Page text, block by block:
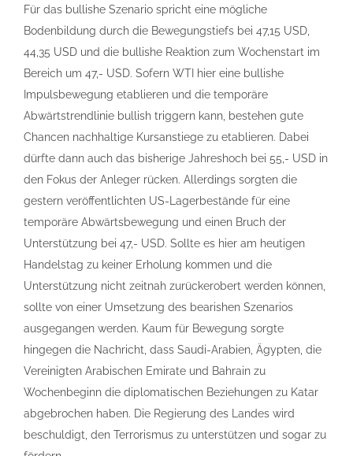
Für das bullishe Szenario spricht eine mögliche
Bodenbildung durch die Bewegungstiefs bei 47,15 USD,
44,35 USD und die bullishe Reaktion zum Wochenstart im
Bereich um 47,- USD. Sofern WTI hier eine bullishe
Impulsbewegung etablieren und die temporäre
Abwärtstrendlinie bullish triggern kann, bestehen gute
Chancen nachhaltige Kursanstiege zu etablieren. Dabei
dürfte dann auch das bisherige Jahreshoch bei 55,- USD in
den Fokus der Anleger rücken. Allerdings sorgten die
gestern veröffentlichten US-Lagerbestände für eine
temporäre Abwärtsbewegung und einen Bruch der
Unterstützung bei 47,- USD. Sollte es hier am heutigen
Handelstag zu keiner Erholung kommen und die
Unterstützung nicht zeitnah zurückerobert werden können,
sollte von einer Umsetzung des bearishen Szenarios
ausgegangen werden. Kaum für Bewegung sorgte
hingegen die Nachricht, dass Saudi-Arabien, Ägypten, die
Vereinigten Arabischen Emirate und Bahrain zu
Wochenbeginn die diplomatischen Beziehungen zu Katar
abgebrochen haben. Die Regierung des Landes wird
beschuldigt, den Terrorismus zu unterstützen und sogar zu